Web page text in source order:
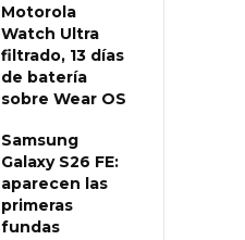
Motorola
Watch Ultra
filtrado, 13 días
de batería
sobre Wear OS
Samsung
Galaxy S26 FE:
aparecen las
primeras
fundas